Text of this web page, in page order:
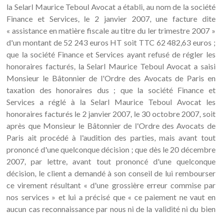
la Selarl Maurice Teboul Avocat a établi, au nom de la société
Finance et Services, le 2 janvier 2007, une facture dite
« assistance en matière fiscale au titre du ler trimestre 2007 »
d'un montant de 52 243 euros HT soit TTC 62 482,63 euros ;
que la société Finance et Services ayant refusé de régler les
honoraires facturés, la Selarl Maurice Teboul Avocat a saisi
Monsieur le Bâtonnier de l'Ordre des Avocats de Paris en
taxation des honoraires dus ; que la société Finance et
Services a réglé à la Selarl Maurice Teboul Avocat les
honoraires facturés le 2 janvier 2007, le 30 octobre 2007, soit
après que Monsieur le Bâtonnier de l'Ordre des Avocats de
Paris ait procédé à l'audition des parties, mais avant tout
prononcé d'une quelconque décision ; que dès le 20 décembre
2007, par lettre, avant tout prononcé d'une quelconque
décision, le client a demandé à son conseil de lui rembourser
ce virement résultant « d'une grossière erreur commise par
nos services » et lui a précisé que « ce paiement ne vaut en
aucun cas reconnaissance par nous ni de la validité ni du bien